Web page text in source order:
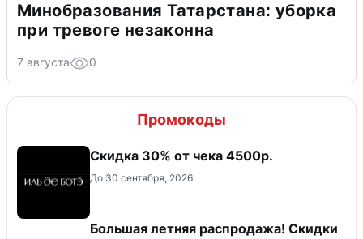
Минобразования Татарстана: уборка
при тревоге незаконна
7 августа 0
Промокоды
Скидка 30% от чека 4500р.
До 30 сентября, 2026
Большая летняя распродажа! Скидки